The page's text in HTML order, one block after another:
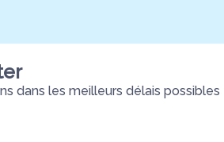
dans les meilleurs délais possibles